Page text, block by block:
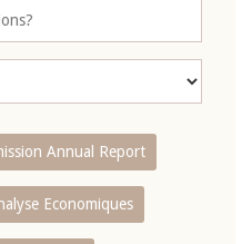
Annual Report
Economiques